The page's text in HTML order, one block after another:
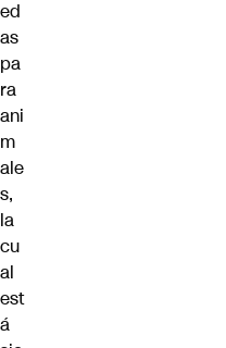
ed
as
pa
ra
ani
m
ale
s,
la
cu
al
est
á